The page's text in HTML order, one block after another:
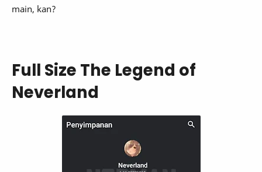
main, kan?
Full Size The Legend of
Neverland